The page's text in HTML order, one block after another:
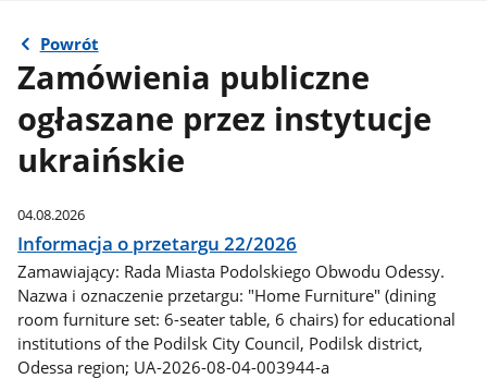
Powrót
Zamówienia publiczne
ogłaszane przez instytucje
ukraińskie
04.08.2026
Informacja o przetargu 22/2026
Zamawiający: Rada Miasta Podolskiego Obwodu Odessy.
Nazwa i oznaczenie przetargu: "Home Furniture" (dining
room furniture set: 6-seater table, 6 chairs) for educational
institutions of the Podilsk City Council, Podilsk district,
Odessa region; UA-2026-08-04-003944-a